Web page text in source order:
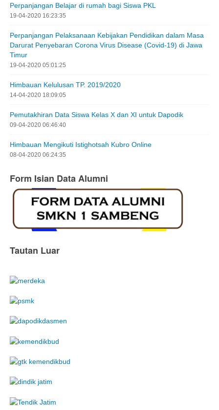
Perpanjangan Belajar di rumah bagi Siswa PKL
19-04-2020 16:23:35
Perpanjangan Pelaksanaan Kebijakan Pendidikan dalam Masa
Darurat Penyebaran Corona Virus Disease (Covid-19) di Jawa
Timur
19-04-2020 05:01:25
Himbauan Kelulusan TP. 2019/2020
14-04-2020 18:09:05
Pemutakhiran Data Siswa Kelas X dan XI untuk Dapodik
09-04-2020 06:46:40
Himbauan Mengikuti Istighotsah Kubro Online
08-04-2020 06:24:35
Form Isian Data Alumni
Tautan Luar